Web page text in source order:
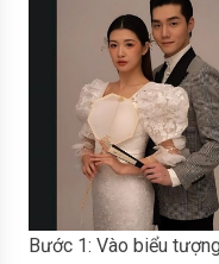
Bước 1: Vào biểu